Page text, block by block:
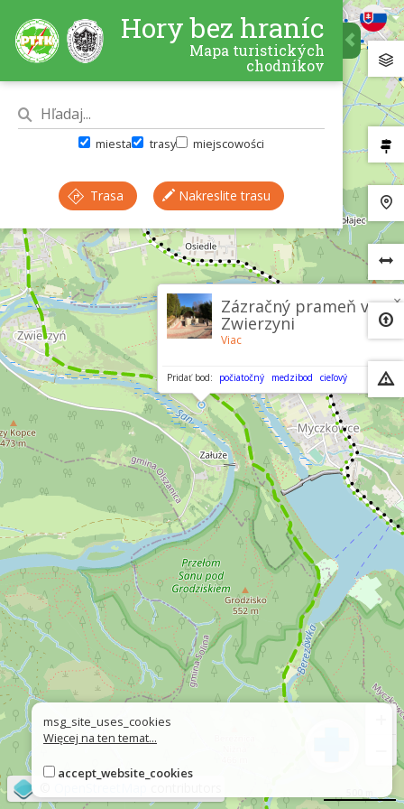
×
Zázračný prameň v
Zwierzyni
Viac
Pridať bod: počiatočný medzibod cieľový
Hory bez hraníc
Mapa turistických
chodníkov
miesta trasy miejscowości
Trasa Nakreslite trasu
msg_site_uses_cookies
Więcej na ten temat...
accept_website_cookies